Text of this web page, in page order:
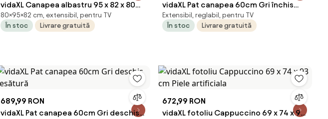
vidaXL Canapea albastru 95 x 82 x 80
cm țesătură
80×95×82 cm, extensibil, pentru TV
În stoc
Livrare gratuită
vidaXL Pat canapea 60cm Gri închis
Catifea
Extensibil, reglabil, pentru TV
În stoc
Livrare gratuită
689,99 RON
vidaXL Pat canapea 60cm Gri deschis
672,99 RON
vidaXL fotoliu Cappuccino 69 x 74 x 93